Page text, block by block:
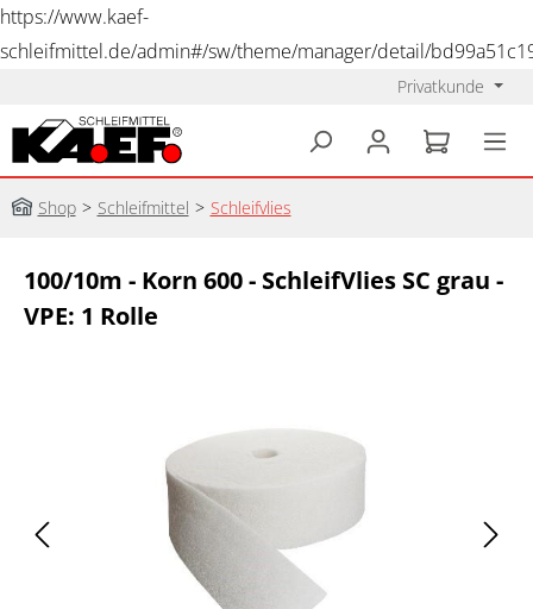
https://www.kaef-
schleifmittel.de/admin#/sw/theme/manager/detail/
Privatkunde
Shop > Schleifmittel > Schleifvlies
100/10m - Korn 600 - SchleifVlies SC grau -
VPE: 1 Rolle